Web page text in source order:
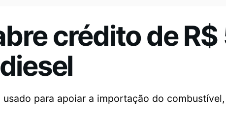
crédito de
para apoiar a importação do